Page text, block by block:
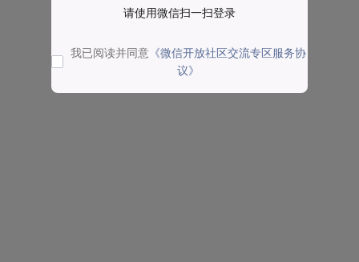
请使用微信扫一扫登录
我已阅读并同意 《微信开放社区交流专区服务协
议》